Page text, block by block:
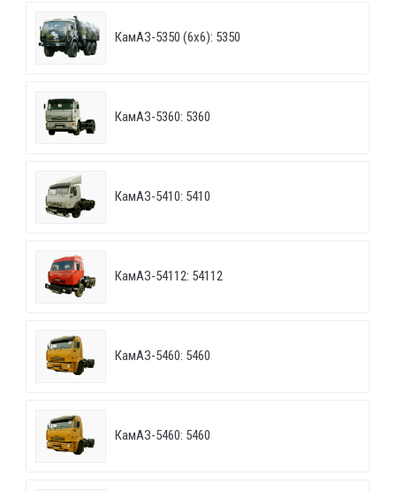
КамАЗ-5350 (6х6): 5350
КамАЗ-5360: 5360
КамАЗ-5410: 5410
КамАЗ-54112: 54112
КамАЗ-5460: 5460
КамАЗ-5460: 5460